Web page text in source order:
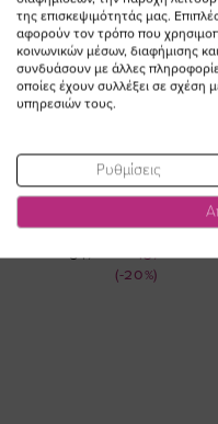
ΚΑΛΑΘΙ
Παντελόνι με λεπτή
καφέ χρώμα
(-20%)
Τιμή
της επισκεψιμότητάς μας.
αφορούν τον τρόπο που
κοινωνικών μέσων, διαφήμισης
συνδυάσουν με άλλες
οποίες έχουν συλλέξει σε
υπηρεσιών τους.
Ρυθμίσεις